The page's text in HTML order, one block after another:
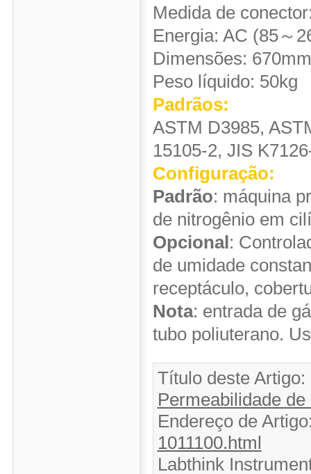
Medida de
Energia: AC (85～
Dimensões:
Peso líquido: 50kg
Padrãos:
ASTM D3985,
15105-2, JIS
Configuração:
Padrão: máquina
de nitrogênio em
Opcional:
de umidade
receptáculo,
Nota: entrada de
tubo poliuterano.
Título deste
Permeabilidade de
Endereço de
1011100.html
Labthink